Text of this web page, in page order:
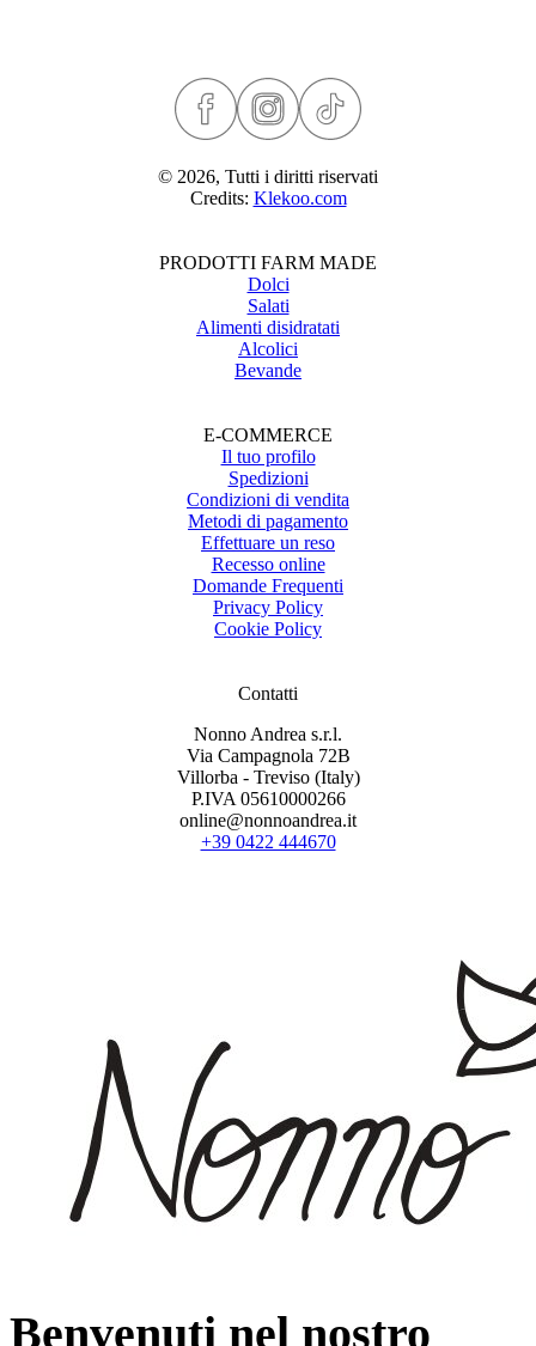
© 2026, Tutti i diritti riservati
Credits: Klekoo.com
PRODOTTI FARM MADE
Dolci
Salati
Alimenti disidratati
Alcolici
Bevande
E-COMMERCE
Il tuo profilo
Spedizioni
Condizioni di vendita
Metodi di pagamento
Effettuare un reso
Recesso online
Domande Frequenti
Privacy Policy
Cookie Policy
Contatti
Nonno Andrea s.r.l.
Via Campagnola 72B
Villorba - Treviso (Italy)
P.IVA 05610000266
online@nonnoandrea.it
+39 0422 444670
Benvenuti nel nostro